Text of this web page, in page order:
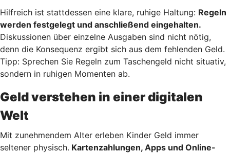
Hilfreich ist stattdessen eine klare, ruhige Haltung: Regeln
werden festgelegt und anschließend eingehalten.
Diskussionen über einzelne Ausgaben sind nicht nötig,
denn die Konsequenz ergibt sich aus dem fehlenden Geld.
Tipp: Sprechen Sie Regeln zum Taschengeld nicht situativ,
sondern in ruhigen Momenten ab.
Geld verstehen in einer digitalen
Welt
Mit zunehmendem Alter erleben Kinder Geld immer
seltener physisch. Kartenzahlungen, Apps und Online-